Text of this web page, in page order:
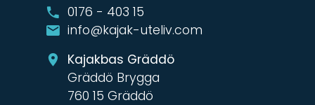
0176 - 403 15
info@kajak-uteliv.com
Kajakbas Gräddö
Gräddö Brygga
760 15 Gräddö